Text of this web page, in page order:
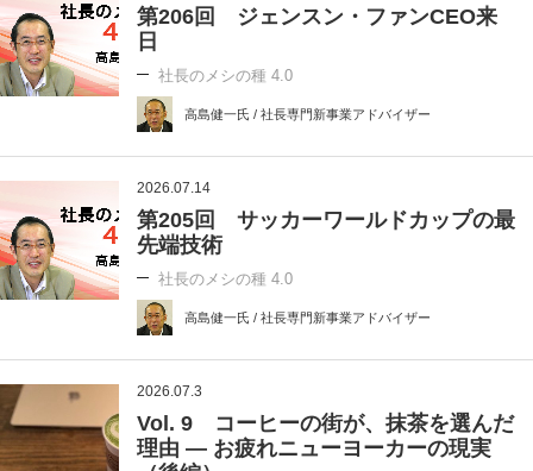
第206回 ジェンスン・ファンCEO来
日
社長のメシの種 4.0
高島健一氏 / 社長専門新事業アドバイザー
2026.07.14
第205回 サッカーワールドカップの最
先端技術
社長のメシの種 4.0
高島健一氏 / 社長専門新事業アドバイザー
2026.07.3
Vol. 9 コーヒーの街が、抹茶を選んだ
理由 ― お疲れニューヨーカーの現実